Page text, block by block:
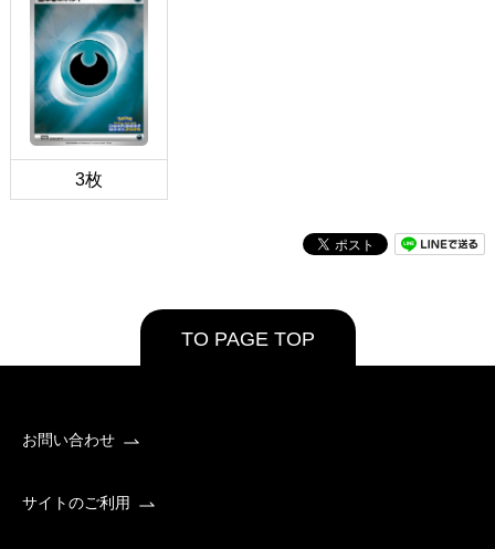
3枚
TO PAGE TOP
お問い合わせ
サイトのご利用